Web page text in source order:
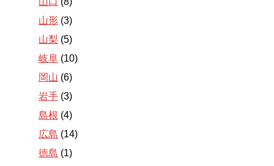
山形 (3)
山梨 (5)
岐阜 (10)
岡山 (6)
岩手 (3)
島根 (4)
広島 (14)
徳島 (1)